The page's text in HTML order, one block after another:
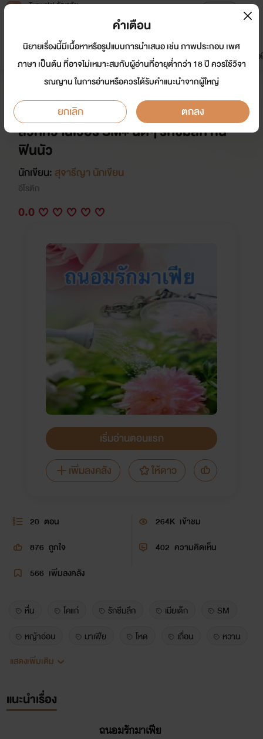
Tunwalai ธัญวลัย
หน้าแรก นิยาย อีบุ๊ก การ์ตูน
มาใหม่
ดรีมแชท ธัญลิสต์
[มี E-Book] ถนอมรักมาเฟีย NC20+
(อาฌอห์ณ X ม่อนฝ้าย) Dark หน่อยๆ แต่
สวีทหวานเว่อร์ SM+ นิดๆ รักซึมลึก หื่น
ฟินนัว
นักเขียน: สุจารีญา นักเขียน
อีโรติก
0.0
เริ่มอ่านตอนแรก
เพิ่มลงคลัง
ให้ดาว
20 ตอน 264K เข้าชม
876 ถูกใจ 402 ความคิดเห็น
566 เพิ่มลงคลัง
หื่น โคแก่ รักซึมลึก เมียเด็ก
SM
หญ้าอ่อน
มาเฟีย โหด เถื่อน
หวาน
ละมุน
แสดงเพิ่มเติม
แนะนำเรื่อง
ถนอมรักมาเฟีย
คำเตือน
นิยายเรื่องนี้มีเนื้อหาหรือรูปแบบการนำเสนอ เช่น ภาพประกอบ เพศ
ภาษา เป็นต้น ที่อาจไม่เหมาะสมกับผู้อ่านที่อายุต่ำกว่า 18 ปี ควรใช้วิจา
รณญาน ในการอ่านหรือควรได้รับคำแนะนำจากผู้ใหญ่
ยกเลิก ตกลง